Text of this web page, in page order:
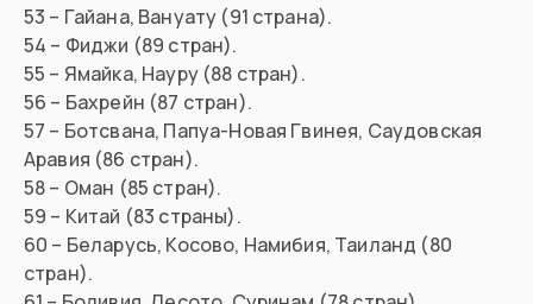
53 – Гайана, Вануату (91 страна).
54 – Фиджи (89 стран).
55 – Ямайка, Науру (88 стран).
56 – Бахрейн (87 стран).
57 – Ботсвана, Папуа-Новая Гвинея, Саудовская
Аравия (86 стран).
58 – Оман (85 стран).
59 – Китай (83 страны).
60 – Беларусь, Косово, Намибия, Таиланд (80
стран).